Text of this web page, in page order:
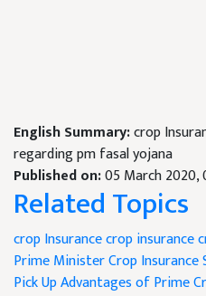
English Summary:crop
regarding pm fasal yojana
Published on:05 March 2020,
Related Topics
crop Insurancecrop insurance
Prime Minister Crop Insurance
Pick Up Advantages of Prime